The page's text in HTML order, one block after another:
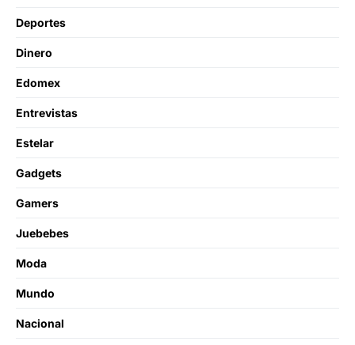
Deportes
Dinero
Edomex
Entrevistas
Estelar
Gadgets
Gamers
Juebebes
Moda
Mundo
Nacional